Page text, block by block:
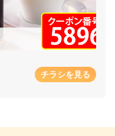
チラシを見る